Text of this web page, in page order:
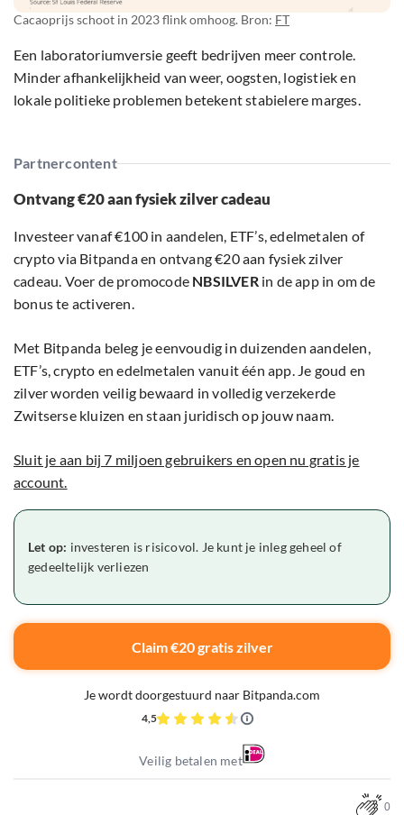
Cacaoprijs schoot in 2023 flink omhoog. Bron: FT
Een laboratoriumversie geeft bedrijven meer controle.
Minder afhankelijkheid van weer, oogsten, logistiek en
lokale politieke problemen betekent stabielere marges.
Partnercontent
Ontvang €20 aan fysiek zilver cadeau
Investeer vanaf €100 in aandelen, ETF’s, edelmetalen of
crypto via Bitpanda en ontvang €20 aan fysiek zilver
cadeau. Voer de promocode NBSILVERin de app in om de
bonus te activeren.
Met Bitpanda beleg je eenvoudig in duizenden aandelen,
ETF’s, crypto en edelmetalen vanuit één app. Je goud en
zilver worden veilig bewaard in volledig verzekerde
Zwitserse kluizen en staan juridisch op jouw naam.
Sluit je aan bij 7 miljoen gebruikers en open nu gratis je
account.
Let op: investeren is risicovol. Je kunt je inleg geheel of
gedeeltelijk verliezen
Claim €20 gratis zilver
Je wordt doorgestuurd naar Bitpanda.com
4,5
Veilig betalen met
0